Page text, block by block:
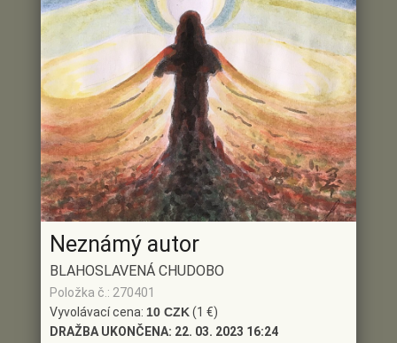
Neznámý autor
BLAHOSLAVENÁ CHUDOBO
Položka č.: 270401
Vyvolávací cena: 10 CZK(1 €)
DRAŽBA UKONČENA: 22. 03. 2023 16:24